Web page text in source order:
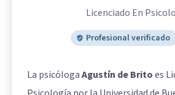
Licenciado En
Profesional verificado
La psicólogaAgustín de Britoes